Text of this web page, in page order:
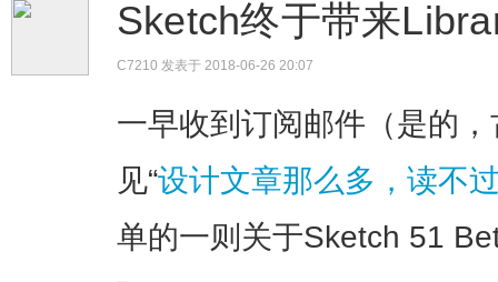
Sketch终于带来
C7210 发表于 2018-06-26 20:07
一早收到订阅邮件（是的
见“设计文章那么多，读不
单的一则关于Sketch 51